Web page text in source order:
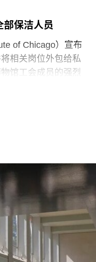
化机构之一。该文
Abu
部保洁人员
of Chicago）宣布
相关岗位外包给私
馆工会成员的强烈
月14日。馆方表
营承包商重新申请
定，并发起请愿活
AICWU表示，截至
个签名。芝加哥
加哥太阳时报》采